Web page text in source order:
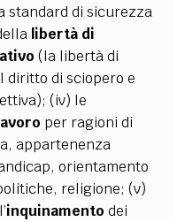
standard di sicurezza
libertà di
(la libertà di
diritto di sciopero e
(iv) le
per ragioni di
appartenenza
orientamento
religione; (v)
inquinamento dei